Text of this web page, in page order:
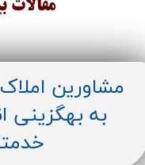
مقالات
مشاورین
به بهگزینی